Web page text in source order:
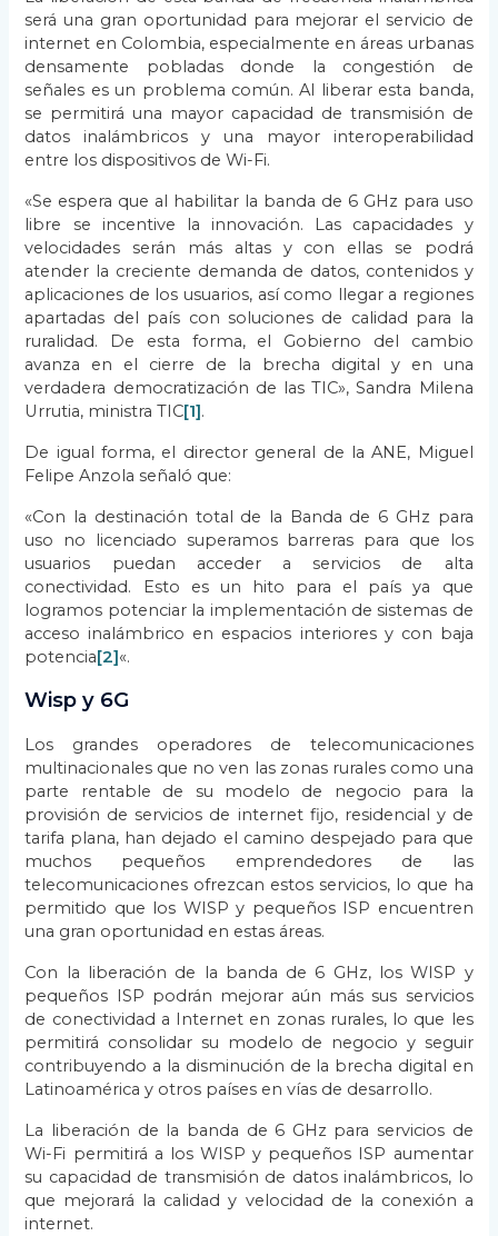
será una gran oportunidad para mejorar el servicio de
internet en Colombia, especialmente en áreas urbanas
densamente pobladas donde la congestión de
señales es un problema común. Al liberar esta banda,
se permitirá una mayor capacidad de transmisión de
datos inalámbricos y una mayor interoperabilidad
entre los dispositivos de Wi-Fi.
«Se espera que al habilitar la banda de 6 GHz para uso
libre se incentive la innovación. Las capacidades y
velocidades serán más altas y con ellas se podrá
atender la creciente demanda de datos, contenidos y
aplicaciones de los usuarios, así como llegar a regiones
apartadas del país con soluciones de calidad para la
ruralidad. De esta forma, el Gobierno del cambio
avanza en el cierre de la brecha digital y en una
verdadera democratización de las TIC», Sandra Milena
Urrutia, ministra TIC[1].
De igual forma, el director general de la ANE, Miguel
Felipe Anzola señaló que:
«Con la destinación total de la Banda de 6 GHz para
uso no licenciado superamos barreras para que los
usuarios puedan acceder a servicios de alta
conectividad. Esto es un hito para el país ya que
logramos potenciar la implementación de sistemas de
acceso inalámbrico en espacios interiores y con baja
potencia[2] «.
Wisp y 6G
Los grandes operadores de telecomunicaciones
multinacionales que no ven las zonas rurales como una
parte rentable de su modelo de negocio para la
provisión de servicios de internet fijo, residencial y de
tarifa plana, han dejado el camino despejado para que
muchos pequeños emprendedores de las
telecomunicaciones ofrezcan estos servicios, lo que ha
permitido que los WISP y pequeños ISP encuentren
una gran oportunidad en estas áreas.
Con la liberación de la banda de 6 GHz, los WISP y
pequeños ISP podrán mejorar aún más sus servicios
de conectividad a Internet en zonas rurales, lo que les
permitirá consolidar su modelo de negocio y seguir
contribuyendo a la disminución de la brecha digital en
Latinoamérica y otros países en vías de desarrollo.
La liberación de la banda de 6 GHz para servicios de
Wi-Fi permitirá a los WISP y pequeños ISP aumentar
su capacidad de transmisión de datos inalámbricos, lo
que mejorará la calidad y velocidad de la conexión a
internet.